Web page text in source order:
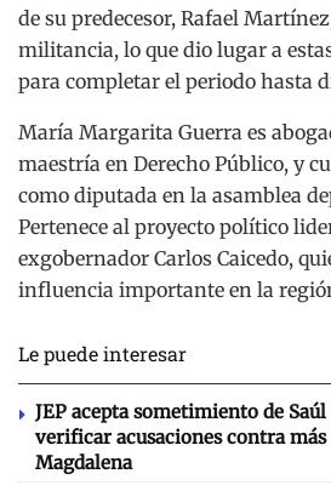
de su predecesor, Rafael
militancia, lo que dio lugar a
para completar el periodo hasta
María Margarita Guerra es
maestría en Derecho Público, y
como diputada en la asamblea
Pertenece al proyecto político
exgobernador Carlos Caicedo,
influencia importante en la
Le puede interesar
JEP acepta sometimiento de
verificar acusaciones contra
Magdalena